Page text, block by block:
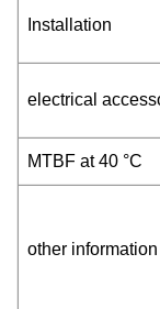
Installation
electrical
MTBF at 40 °C
other information